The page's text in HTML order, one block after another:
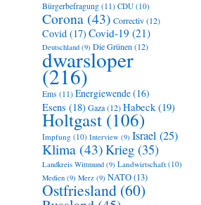
Bürgerbefragung (11) CDU (10)
Corona (43) Correctiv(12)
Covid (17) Covid-19 (21)
Deutschland (9) Die Grünen(12)
dwarsloper
(216)
Ems (11) Energiewende(16)
Esens (18)Gaza(12)Habeck(19)
Holtgast (106)
Impfung (10) Interview (9) Israel (25)
Klima (43)Krieg (35)
Landkreis Wittmund (9) Landwirtschaft (10)
Medien (9) Merz (9) NATO(13)
Ostfriesland (60)